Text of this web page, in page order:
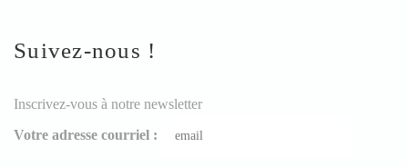
Suivez-nous !
Inscrivez-vous à notre newsletter
Votre adresse courriel :